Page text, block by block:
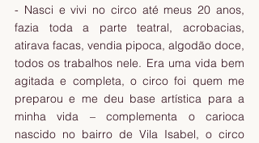
- Nasci e vivi no circo até meus 20 anos,
fazia toda a parte teatral, acrobacias,
atirava facas, vendia pipoca, algodão doce,
todos os trabalhos nele. Era uma vida bem
agitada e completa, o circo foi quem me
preparou e me deu base artística para a
minha vida – complementa o carioca
nascido no bairro de Vila Isabel, o circo